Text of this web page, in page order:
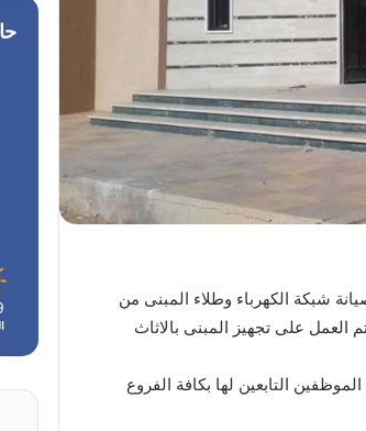
شبكة الكهرباء وطلاء المبنى من
العمل على تجهيز المبنى بالاثاث
التابعين لها بكافة الفروع